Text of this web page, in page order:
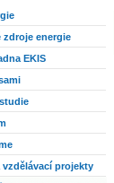
zdroje energie
EKIS
vzdělávací projekty